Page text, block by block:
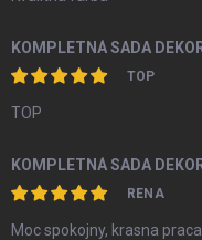
TOP
TOP
RENA
Moc spokojny, krasna praca